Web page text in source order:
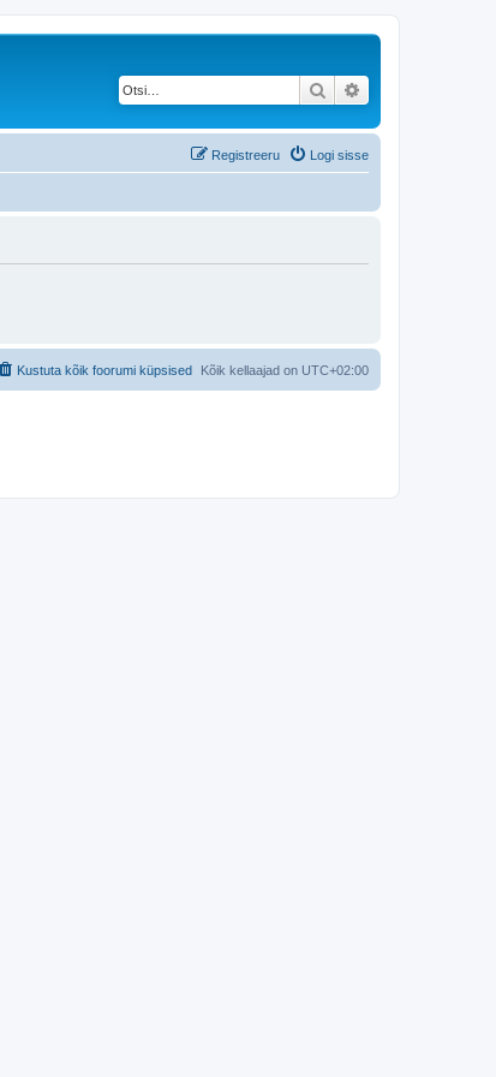
Otsi
Logi sisse
Registreeru
Kõik kellaajad on UTC+02:00
Kustuta kõik foorumi küpsised